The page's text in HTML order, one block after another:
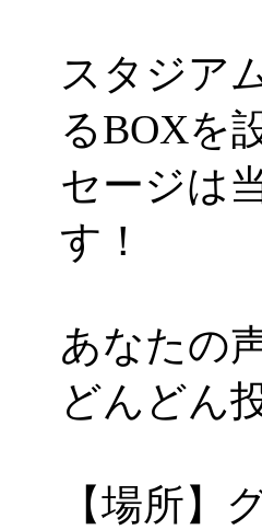
スタジア
るBOXを
セージは
す！
あなたの
どんどん
【場所】